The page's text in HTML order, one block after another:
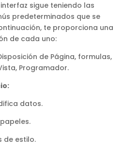
interfaz sigue teniendo las
predeterminados que se
te proporciona una
de cada uno:
de Página, formulas,
Programador.
datos.
de estilo.